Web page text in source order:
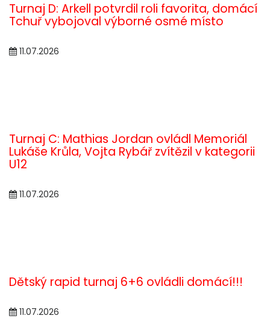
Turnaj D: Arkell potvrdil roli favorita, domácí
Tchuř vybojoval výborné osmé místo
11.07.2026
Turnaj C: Mathias Jordan ovládl Memoriál
Lukáše Krůla, Vojta Rybář zvítězil v kategorii
U12
11.07.2026
Dětský rapid turnaj 6+6 ovládli domácí!!!
11.07.2026